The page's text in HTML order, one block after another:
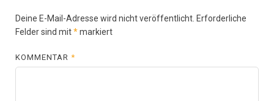
Deine E-Mail-Adresse wird nicht veröffentlicht. Erforderliche
Felder sind mit*markiert
KOMMENTAR*